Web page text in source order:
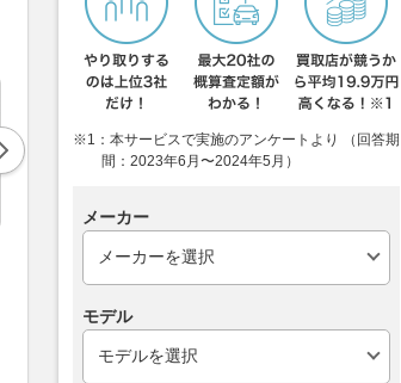
アウディ新型「A6スポーツバ
ック e-tron」で東京から京都
へ 往復1000km級ロングランで
見えた最新EVの実力とは
くるまのニュース
まもなくお盆シ
路「渋滞」のピー
避けるべき日時と
VAGUE
※1：本サービスで実施のアンケートより （回答期
間：2023年6月〜2024年5月）
メーカー
モデル